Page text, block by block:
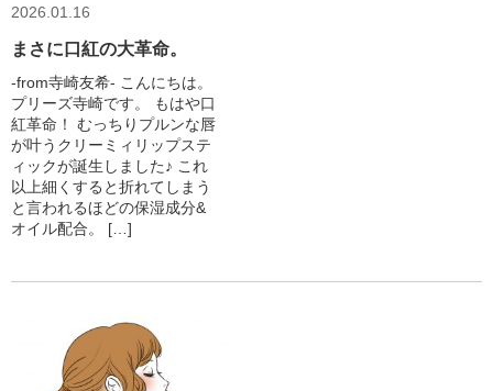
2026.01.16
まさに口紅の大革命。
-from寺崎友希- こんにちは。
プリーズ寺崎です。 もはや口
紅革命！ むっちりプルンな唇
が叶うクリーミィリップステ
ィックが誕生しました♪ これ
以上細くすると折れてしまう
と言われるほどの保湿成分&
オイル配合。 […]